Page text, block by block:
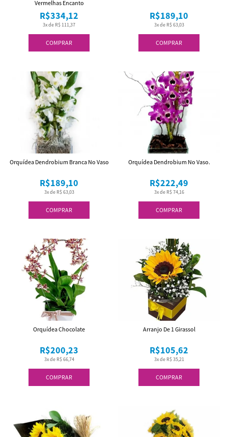
COMPRAR
3x de R$ 111,37
R$334,12
Vermelhas Encanto
COMPRAR
3x de R$ 63,03
R$189,10
COMPRAR
3x de R$ 63,03
R$189,10
Orquídea Dendrobium Branca No Vaso
COMPRAR
3x de R$ 74,16
R$222,49
Orquídea Dendrobium No Vaso.
COMPRAR
3x de R$ 66,74
R$200,23
Orquídea Chocolate
COMPRAR
3x de R$ 35,21
R$105,62
Arranjo De 1 Girassol